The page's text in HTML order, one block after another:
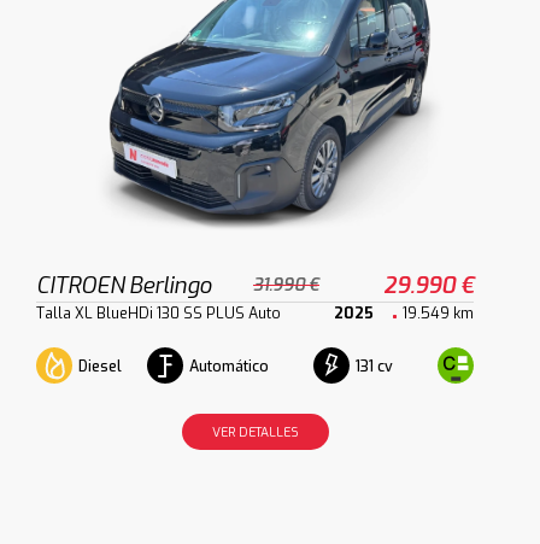
CITROEN Berlingo 31.990 € 29.990 €
Talla XL BlueHDi 130 SS PLUS Auto 2025 19.549 km
Diesel Automático 131 cv
VER DETALLES